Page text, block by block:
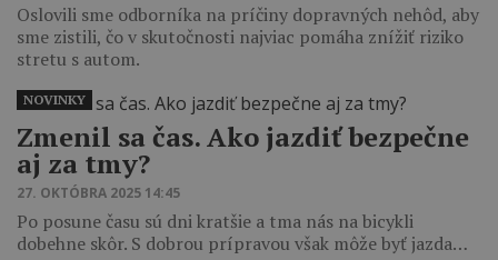
Oslovili sme odborníka na príčiny dopravných nehôd, aby
sme zistili, čo v skutočnosti najviac pomáha znížiť riziko
stretu s autom.
Zmenil sa čas. Ako jazdiť bezpečne
aj za tmy?
27. OKTÓBRA 2025 14:45
Po posune času sú dni kratšie a tma nás na bicykli
dobehne skôr. S dobrou prípravou však môže byť jazda…
NOVINKY